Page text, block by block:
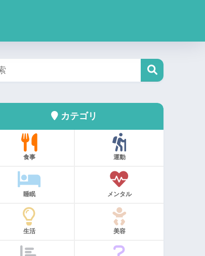
カテゴリ
食事 運動
睡眠 メンタル
生活 美容